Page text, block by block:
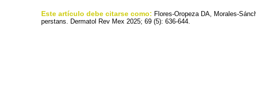
Este artículo debe citarse como: Flores-Oropeza DA, Morales-
perstans. Dermatol Rev Mex 2025; 69 (5): 636-644.